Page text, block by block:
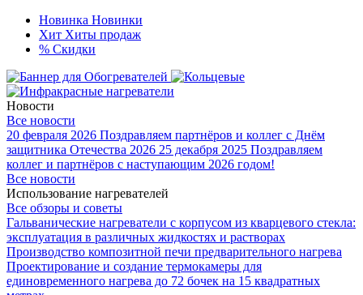
Новинка Новинки
Хит Хиты продаж
% Скидки
Новости
Все новости
20 февраля 2026 Поздравляем партнёров и коллег с Днём
защитника Отечества 2026 25 декабря 2025 Поздравляем
коллег и партнёров с наступающим 2026 годом!
Все новости
Использование нагревателей
Все обзоры и советы
Гальванические нагреватели с корпусом из кварцевого стекла:
эксплуатация в различных жидкостях и растворах
Производство композитной печи предварительного нагрева
Проектирование и создание термокамеры для
единовременного нагрева до 72 бочек на 15 квадратных